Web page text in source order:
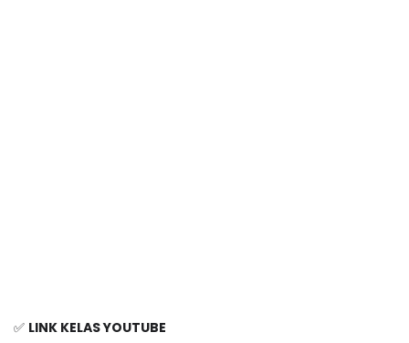
✅ LINK KELAS YOUTUBE